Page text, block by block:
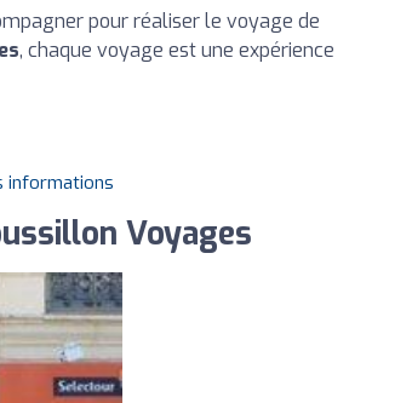
pour réaliser le voyage de
, chaque voyage est une expérience
informations
Voyages